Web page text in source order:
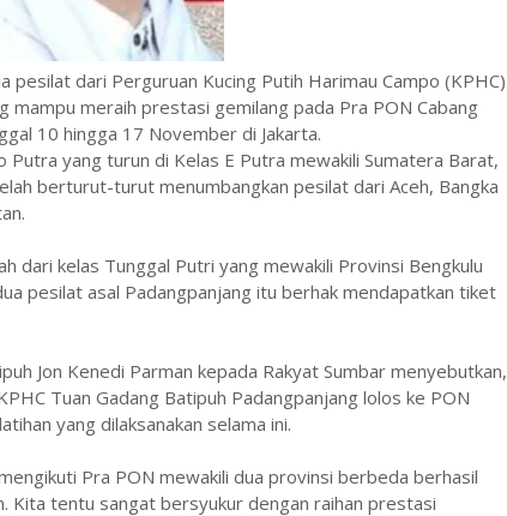
pesilat dari Perguruan Kucing Putih Harimau Campo (KPHC)
mampu meraih prestasi gemilang pada Pra PON Cabang
10 hingga 17 November di Jakarta.
yang turun di Kelas E Putra mewakili Sumatera Barat,
berturut-turut menumbangkan pesilat dari Aceh, Bangka
dari kelas Tunggal Putri yang mewakili Provinsi Bengkulu
pesilat asal Padangpanjang itu berhak mendapatkan tiket
Jon Kenedi Parman kepada Rakyat Sumbar menyebutkan,
Tuan Gadang Batipuh Padangpanjang lolos ke PON
yang dilaksanakan selama ini.
Pra PON mewakili dua provinsi berbeda berhasil
Kita tentu sangat bersyukur dengan raihan prestasi